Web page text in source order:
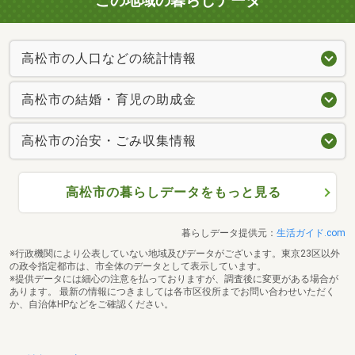
高松市の人口などの統計情報
高松市の結婚・育児の助成金
高松市の治安・ごみ収集情報
高松市の暮らしデータをもっと見る
暮らしデータ提供元： 生活ガイド.com
※行政機関により公表していない地域及びデータがございます。東京23区以外
の政令指定都市は、市全体のデータとして表示しています。
※提供データには細心の注意を払っておりますが、調査後に変更がある場合が
あります。 最新の情報につきましては各市区役所までお問い合わせいただく
か、自治体HPなどをご確認ください。